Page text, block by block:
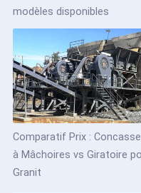
modèles disponibles
Comparatif Prix :
à Mâchoires vs Giratoire
Granit